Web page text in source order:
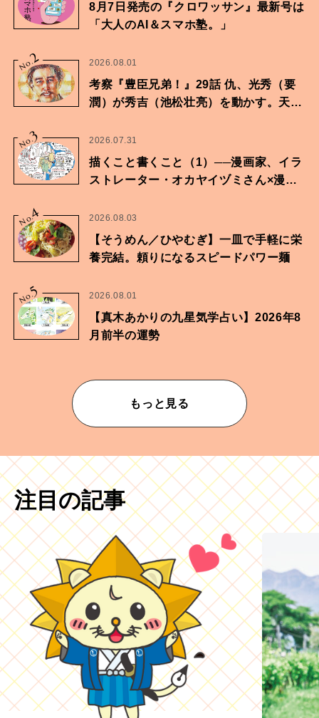
8月7日発売の『クロワッサン』最新号は
「大人のAI＆スマホ塾。」
No.2 2026.08.01
考察『豊臣兄弟！』29話 仇、光秀（要
潤）が秀吉（池松壮亮）を動かす。天下
No.
3 2026.07.31
描くこと書くこと（1）──漫画家、イラ
ストレーター・オカヤイヅミさん×漫画
No.
4 2026.08.03
【そうめん／ひやむぎ】一皿で手軽に栄
養完結。頼りになるスピードパワー麺
No.
5 2026.08.01
【真木あかりの九星気学占い】2026年8
月前半の運勢
もっと見る
注目の記事